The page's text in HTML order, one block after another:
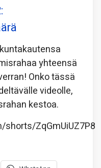
yhteensä
Onko tässä
videolle,
kestoa.
ZqGmUiUZ7P8